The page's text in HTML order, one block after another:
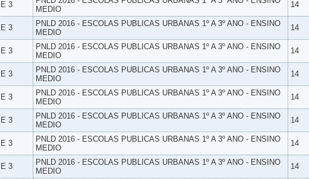
3
MEDIO
14
3
PNLD 2016 - ESCOLAS PUBLICAS URBANAS 1º A 3º ANO - ENSINO
MEDIO
14
3
PNLD 2016 - ESCOLAS PUBLICAS URBANAS 1º A 3º ANO - ENSINO
MEDIO
14
3
PNLD 2016 - ESCOLAS PUBLICAS URBANAS 1º A 3º ANO - ENSINO
MEDIO
14
3
PNLD 2016 - ESCOLAS PUBLICAS URBANAS 1º A 3º ANO - ENSINO
MEDIO
14
3
PNLD 2016 - ESCOLAS PUBLICAS URBANAS 1º A 3º ANO - ENSINO
MEDIO
14
3
PNLD 2016 - ESCOLAS PUBLICAS URBANAS 1º A 3º ANO - ENSINO
MEDIO
14
3
PNLD 2016 - ESCOLAS PUBLICAS URBANAS 1º A 3º ANO - ENSINO
MEDIO
14